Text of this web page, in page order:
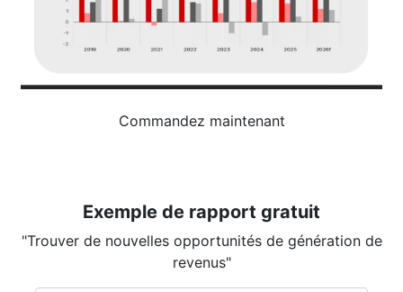
Commandez maintenant
Exemple de rapport gratuit
"Trouver de nouvelles opportunités de génération de
revenus"